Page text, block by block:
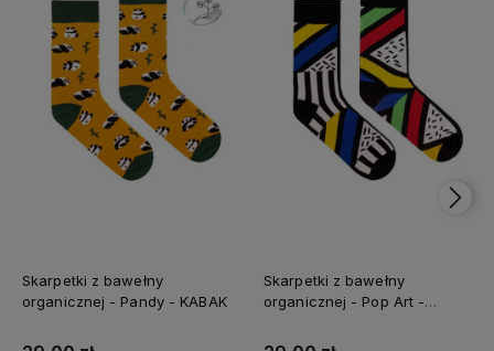
Skarpetki z bawełny
organicznej - Pandy - KABAK
Skarpetki z bawełny
organicznej - Pop Art -